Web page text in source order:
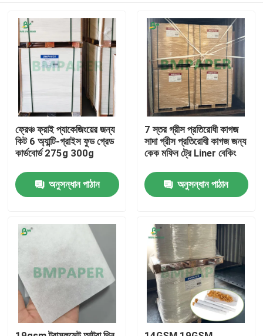
পণ্য
আমাদের সম্পর্কে
ফ্রেঞ্চ ফ্রাই প্যাকেজিংয়ের জন্য
কিট 6 অ্যান্টি-গ্রাইস ফুড গ্রেড
কার্ডবোর্ড 275g 300g
অনুসন্ধান পাঠান
7 স্তর গ্রীস প্রতিরোধী কাগজ
সাদা গ্রীস প্রতিরোধী কাগজ জন্য
কেক মফিন ট্রে Liner বেকিং
অনুসন্ধান পাঠান